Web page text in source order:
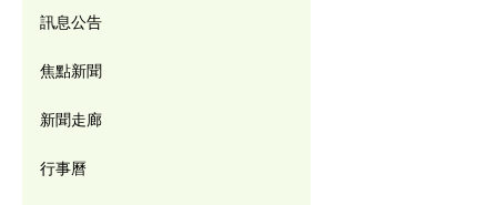
訊息公告
焦點新聞
新聞走廊
行事曆